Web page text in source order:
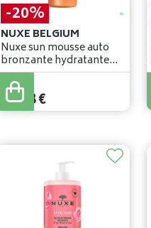
-20%
NUXE BELGIUM
Nuxe sun mousse auto
bronzante hydratante
150ml
29,85
23,88€